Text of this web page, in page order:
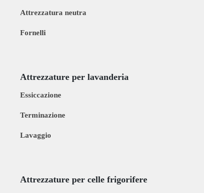
Attrezzatura neutra
Fornelli
Attrezzature per lavanderia
Essiccazione
Terminazione
Lavaggio
Attrezzature per celle frigorifere